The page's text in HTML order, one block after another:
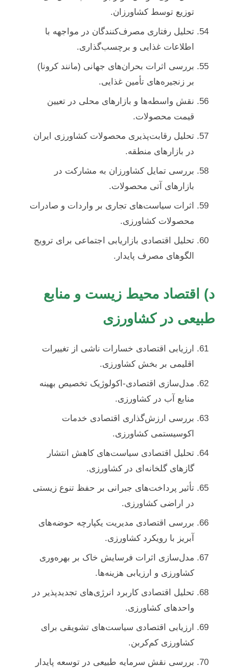
توزیع توسط کشاورزان.
تحلیل رفتاری مصرف‌کنندگان در مواجهه با
اطلاعات غذایی و برچسب‌گذاری.
بررسی اثرات بحران‌های جهانی (مانند کرونا)
بر زنجیره‌های تأمین غذایی.
نقش واسطه‌ها و بازارهای محلی در تعیین
قیمت محصولات.
تحلیل رقابت‌پذیری محصولات کشاورزی ایران
در بازارهای منطقه.
بررسی تمایل کشاورزان به مشارکت در
بازارهای آتی محصولات.
اثرات سیاست‌های تجاری بر واردات و صادرات
محصولات کشاورزی.
تحلیل اقتصادی بازاریابی اجتماعی برای ترویج
الگوهای مصرف پایدار.
د) اقتصاد محیط زیست و منابع
طبیعی در کشاورزی
ارزیابی اقتصادی خسارات ناشی از تغییرات
اقلیمی بر بخش کشاورزی.
مدل‌سازی اقتصادی-اکولوژیک تخصیص بهینه
منابع آب در کشاورزی.
بررسی ارزش‌گذاری اقتصادی خدمات
اکوسیستمی کشاورزی.
تحلیل اقتصادی سیاست‌های کاهش انتشار
گازهای گلخانه‌ای در کشاورزی.
تأثیر پرداخت‌های جبرانی بر حفظ تنوع زیستی
در اراضی کشاورزی.
بررسی اقتصادی مدیریت یکپارچه حوضه‌های
آبریز با رویکرد کشاورزی.
مدل‌سازی اثرات فرسایش خاک بر بهره‌وری
کشاورزی و ارزیابی هزینه‌ها.
تحلیل اقتصادی کاربرد انرژی‌های تجدیدپذیر در
واحدهای کشاورزی.
ارزیابی اقتصادی سیاست‌های تشویقی برای
کشاورزی کم‌کربن.
بررسی نقش سرمایه طبیعی در توسعه پایدار